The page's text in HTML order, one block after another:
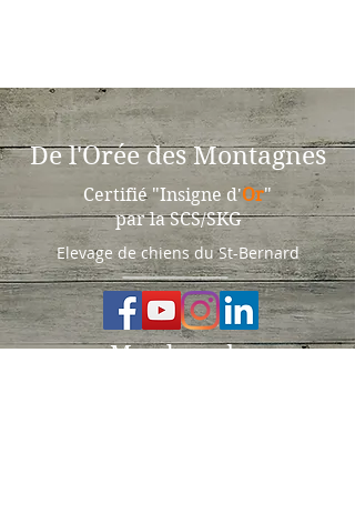
De l'Orée des Montagnes
Elevage de chiens du St-Bernard
Certifié "Insigne d'Or"
par la SCS/SKG
Membres de